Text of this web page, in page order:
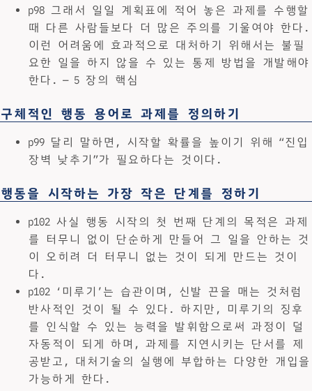
p98 그래서 일일 계획표에 적어 놓은 과제를 수행할
때 다른 사람들보다 더 많은 주의를 기울여야 한다.
이런 어려움에 효과적으로 대처하기 위해서는 불필
요한 일을 하지 않을 수 있는 통제 방법을 개발해야
한다. — 5 장의 핵심
구체적인 행동 용어로 과제를 정의하기
p99 달리 말하면, 시작할 확률을 높이기 위해 “진입
장벽 낮추기”가 필요하다는 것이다.
행동을 시작하는 가장 작은 단계를 정하기
p102 사실 행동 시작의 첫 번째 단계의 목적은 과제
를 터무니 없이 단순하게 만들어 그 일을 안하는 것
이 오히려 더 터무니 없는 것이 되게 만드는 것이
다.
p102 ‘미루기’는 습관이며, 신발 끈을 매는 것처럼
반사적인 것이 될 수 있다. 하지만, 미루기의 징후
를 인식할 수 있는 능력을 발휘함으로써 과정이 덜
자동적이 되게 하며, 과제를 지연시키는 단서를 제
공받고, 대처기술의 실행에 부합하는 다양한 개입을
가능하게 한다.